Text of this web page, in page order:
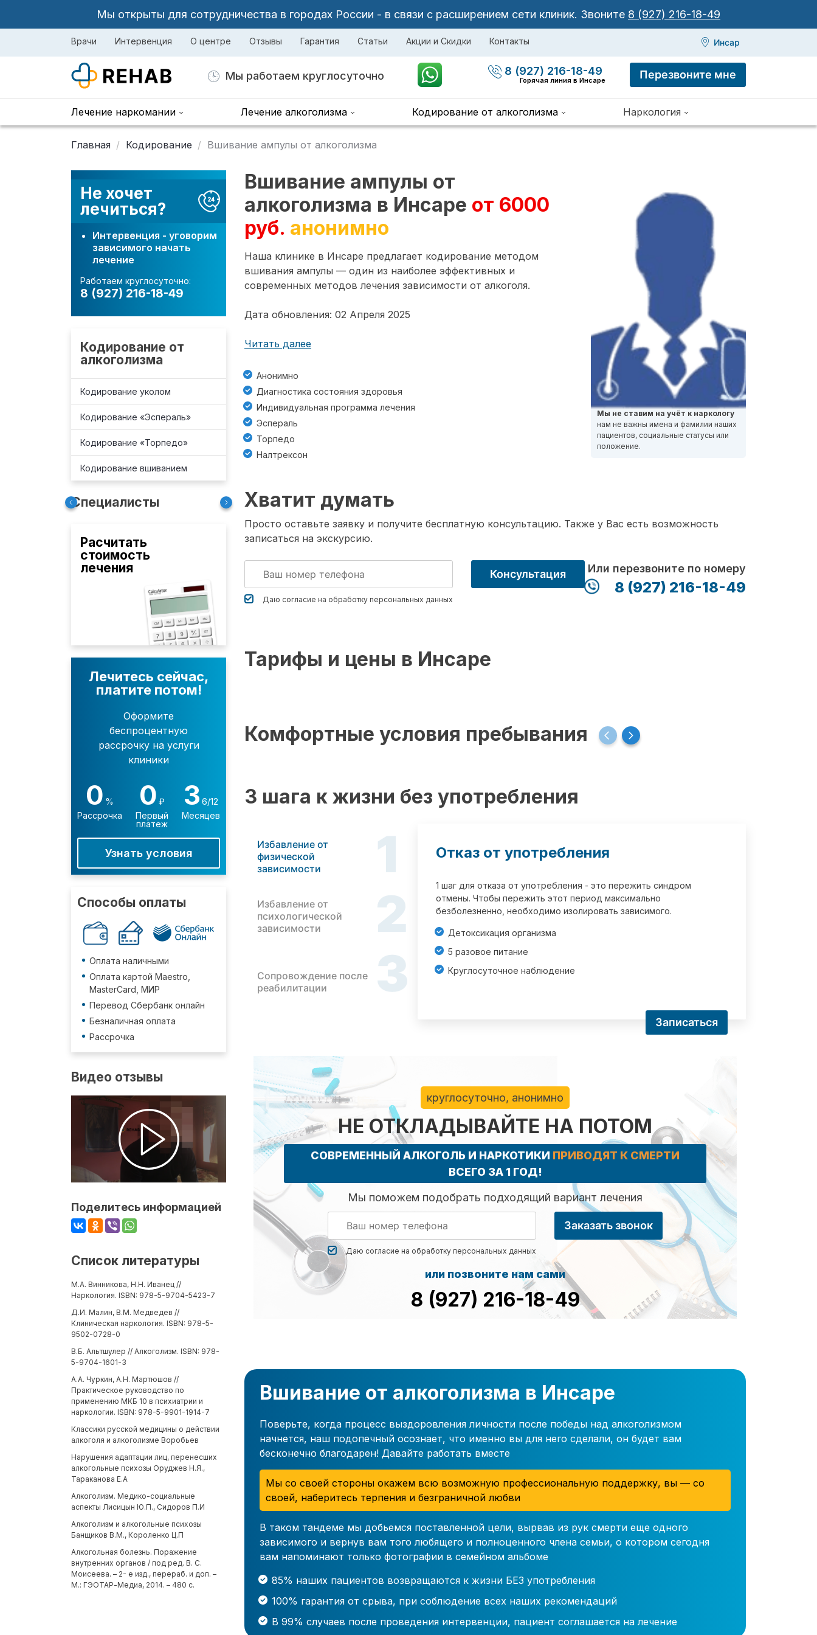
Мы открыты для сотрудничества в городах России - в связи с расширением сети клиник. Звоните 8 (927) 216-18-49
Врачи Интервенция О центре Отзывы Гарантия Статьи Акции и Скидки Контакты Инсар
Мы работаем круглосуточно 8 (927) 216-18-49
Горячая линия в Инсаре Перезвоните мне
Лечение наркомании Лечение алкоголизма Кодирование от алкоголизма Наркология
Главная Кодирование Вшивание ампулы от алкоголизма
Не хочет
лечиться?
Интервенция - уговорим
зависимого начать
лечение
Работаем круглосуточно:
8 (927) 216-18-49
Кодирование от
алкоголизма
Кодирование уколом
Кодирование «Эспераль»
Кодирование «Торпедо»
Кодирование вшиванием
Специалисты
Расчитать
стоимость
лечения
Лечитесь сейчас,
платите потом!
Оформите
беспроцентную
рассрочку на услуги
клиники
0 %
Рассрочка
0 ₽
Первый
платеж
3 6/12
Месяцев
Узнать условия
Способы оплаты
Оплата наличными
Оплата картой Maestro,
MasterCard, МИР
Перевод Сбербанк онлайн
Безналичная оплата
Рассрочка
Видео отзывы
Поделитесь информацией
Список литературы
М.А. Винникова, Н.Н. Иванец //
Наркология. ISBN: 978-5-9704-5423-7
Д.И. Малин, В.М. Медведев //
Клиническая наркология. ISBN: 978-5-
9502-0728-0
В.Б. Альтшулер // Алкоголизм. ISBN: 978-
5-9704-1601-3
А.А. Чуркин, А.Н. Мартюшов //
Практическое руководство по
применению МКБ 10 в психиатрии и
наркологии. ISBN: 978-5-9901-1914-7
Классики русской медицины о действии
алкоголя и алкоголизме Воробьев
Нарушения адаптации лиц, перенесших
алкогольные психозы Оруджев Н.Я.,
Тараканова Е.А
Алкоголизм. Медико-социальные
аспекты Лисицын Ю.П., Сидоров П.И
Алкоголизм и алкогольные психозы
Банщиков В.М., Короленко Ц.П
Алкогольная болезнь. Поражение
внутренних органов / под ред. В. С.
Моисеева. – 2- е изд., перераб. и доп. –
М.: ГЭОТАР-Медиа, 2014. – 480 с.
Вшивание ампулы от
алкоголизма в Инсаре от 6000
руб. анонимно
Наша клинике в Инсаре предлагает кодирование методом
вшивания ампулы — один из наиболее эффективных и
современных методов лечения зависимости от алкоголя.
Дата обновления: 02 Апреля 2025
Читать далее
Анонимно
Диагностика состояния здоровья
Индивидуальная программа лечения
Эспераль
Торпедо
Налтрексон
Мы не ставим на учёт к наркологу
нам не важны имена и фамилии наших
пациентов, социальные статусы или
положение.
Хватит думать
Просто оставьте заявку и получите бесплатную консультацию. Также у Вас есть возможность
записаться на экскурсию.
Даю согласие на обработку персональных данных
Консультация Или перезвоните по номеру
8 (927) 216-18-49
Тарифы и цены в Инсаре
Комфортные условия пребывания
3 шага к жизни без употребления
Избавление от
физической
зависимости
1
Избавление от
психологической
зависимости
2
Сопровождение после
реабилитации
3
Отказ от употребления
1 шаг для отказа от употребления - это пережить синдром
отмены. Чтобы пережить этот период максимально
безболезненно, необходимо изолировать зависимого.
Детоксикация организма
5 разовое питание
Круглосуточное наблюдение
Записаться
круглосуточно, анонимно
НЕ ОТКЛАДЫВАЙТЕ НА ПОТОМ
СОВРЕМЕННЫЙ АЛКОГОЛЬ И НАРКОТИКИ ПРИВОДЯТ К СМЕРТИ
ВСЕГО ЗА 1 ГОД!
Мы поможем подобрать подходящий вариант лечения
Даю согласие на обработку персональных данных
Заказать звонок
или позвоните нам сами
8 (927) 216-18-49
Вшивание от алкоголизма в Инсаре
Поверьте, когда процесс выздоровления личности после победы над алкоголизмом
начнется, наш подопечный осознает, что именно вы для него сделали, он будет вам
бесконечно благодарен! Давайте работать вместе
Мы со своей стороны окажем всю возможную профессиональную поддержку, вы — со
своей, наберитесь терпения и безграничной любви
В таком тандеме мы добьемся поставленной цели, вырвав из рук смерти еще одного
зависимого и вернув вам того любящего и полноценного члена семьи, о котором сегодня
вам напоминают только фотографии в семейном альбоме
85% наших пациентов возвращаются к жизни БЕЗ употребления
100% гарантия от срыва, при соблюдение всех наших рекомендаций
В 99% случаев после проведения интервенции, пациент соглашается на лечение